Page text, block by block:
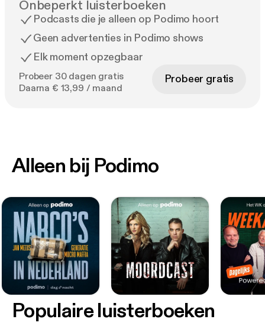
Onbeperkt luisterboeken
Podcasts die je alleen op Podimo hoort
Geen advertenties in Podimo shows
Elk moment opzegbaar
Probeer 30 dagen gratis
Daarna € 13,99 / maand
Probeer gratis
Alleen bij Podimo
Populaire luisterboeken